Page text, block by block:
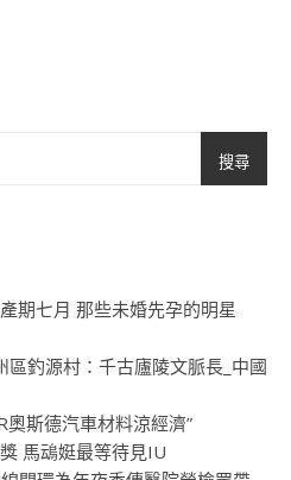
搜尋
期七月 那些未婚先孕的明星
釣源村：千古廬陵文脈長_中國
奧斯德汽車材料涼經濟”
馬䲰娗最等待見IU